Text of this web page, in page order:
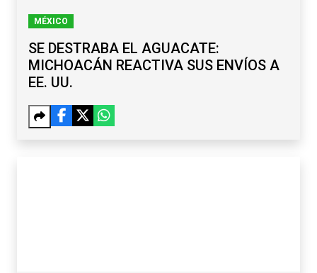
MÉXICO
SE DESTRABA EL AGUACATE:
MICHOACÁN REACTIVA SUS ENVÍOS A
EE. UU.